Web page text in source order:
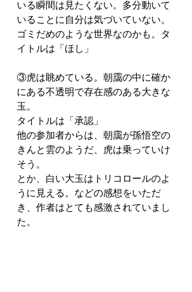
いる瞬間は見たくない。多分動いて
いることに自分は気づいていない。
ゴミだめのような世界なのかも。タ
イトルは「ほし」
③虎は眺めている。朝靄の中に確か
にある不透明で存在感のある大きな
玉。
タイトルは「承認」
他の参加者からは、朝靄が孫悟空の
きんと雲のようだ、虎は乗っていけ
そう。
とか、白い大玉はトリコロールのよ
うに見える。などの感想をいただ
き、作者はとても感激されていまし
た。